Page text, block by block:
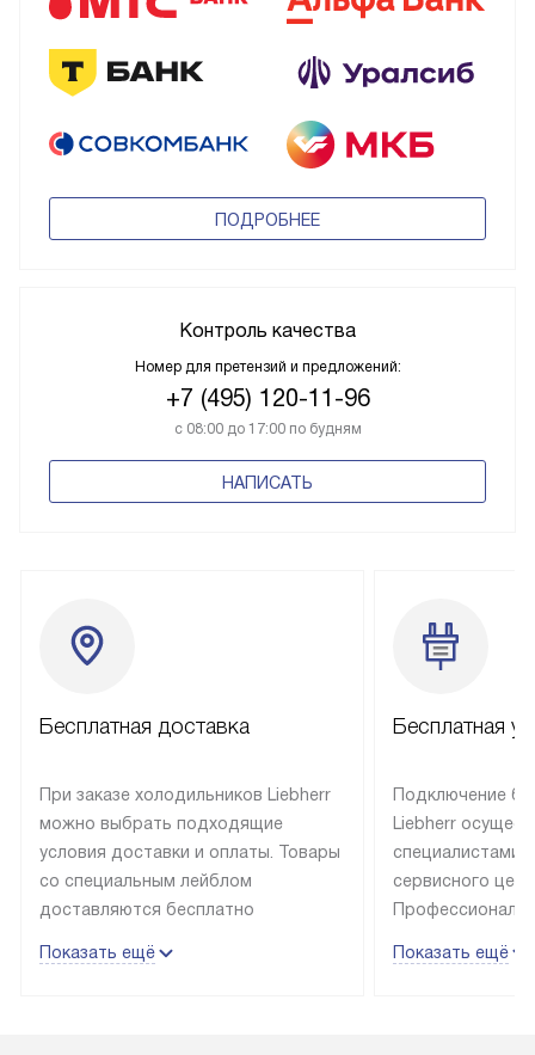
ПОДРОБНЕЕ
Контроль качества
Номер для претензий и предложений:
+7 (495) 120-11-96
с 08:00 до 17:00 по будням
НАПИСАТЬ
Бесплатная доставка
При заказе холодильников Liebherr
можно выбрать подходящие
условия доставки и оплаты. Товары
со специальным лейблом
доставляются бесплатно
до подъезда, выезд за МКАД
Показать ещё
Бесплатная
Подключение
Liebherr
специалистами
сервисного
эксплуатации
Показать ещё